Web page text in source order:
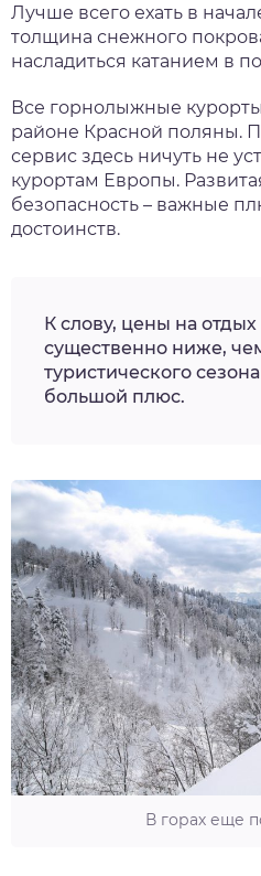
Лучше всего ехать в
толщина снежного
насладиться катанием в
Все горнолыжные
районе Красной поляны.
сервис здесь ничуть не
курортам Европы.
безопасность – важные
достоинств.
К слову, цены на
существенно ниже,
туристического
большой плюс.
В горах еще